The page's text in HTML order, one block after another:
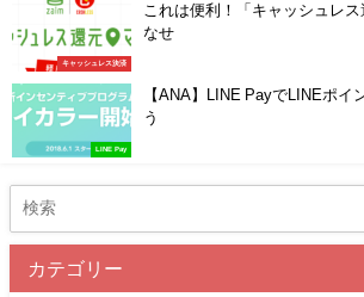
キャッシュレス決済
これは便利！「キャッシュレ
なせ
LINE Pay
【ANA】LINE PayでLINEポイ
う
カテゴリー